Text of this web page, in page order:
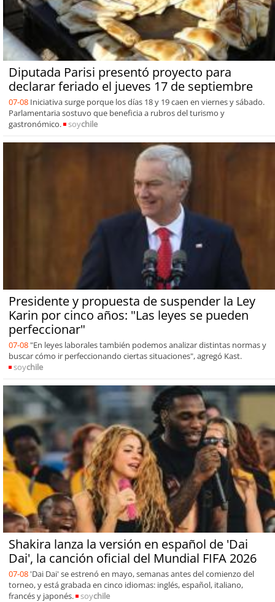
Diputada Parisi presentó proyecto para
declarar feriado el jueves 17 de septiembre
07-08 Iniciativa surge porque los días 18 y 19 caen en viernes y sábado.
Parlamentaria sostuvo que beneficia a rubros del turismo y
gastronómico.
soychile
Presidente y propuesta de suspender la Ley
Karin por cinco años: "Las leyes se pueden
perfeccionar"
07-08 "En leyes laborales también podemos analizar distintas normas y
buscar cómo ir perfeccionando ciertas situaciones", agregó Kast.
soychile
Shakira lanza la versión en español de 'Dai
Dai', la canción oficial del Mundial FIFA 2026
07-08 'Dai Dai' se estrenó en mayo, semanas antes del comienzo del
torneo, y está grabada en cinco idiomas: inglés, español, italiano,
francés y japonés.
soychile